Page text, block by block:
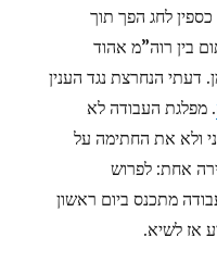
לחג הפך תוך
בין רוה”מ אהוד
דעתי הנחרצת נגד הענין
. מפלגת העבודה לא
ולא את החתימה על
אחת: לפרוש
מתכנס ביום ראשון
אז לשיא.